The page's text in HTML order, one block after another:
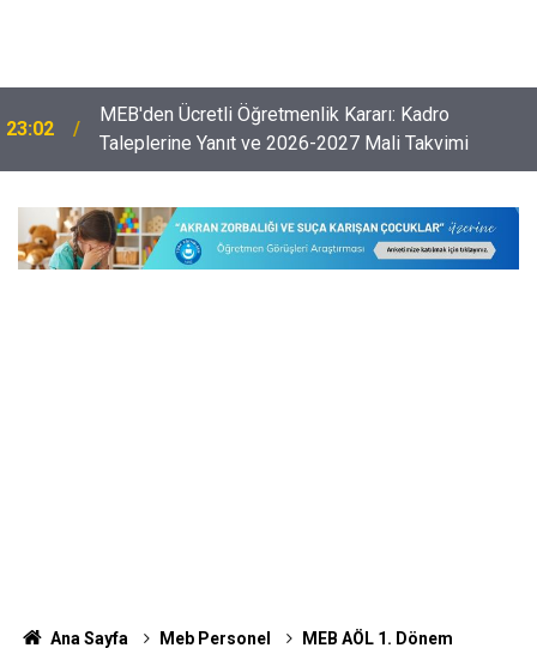
22:32
Öğretmenlerin Özür Grubu İller Arası Muhtemel İl
Emri Atama Tarihleri
Ana Sayfa Meb Personel
MEB AÖL 1. Dönem